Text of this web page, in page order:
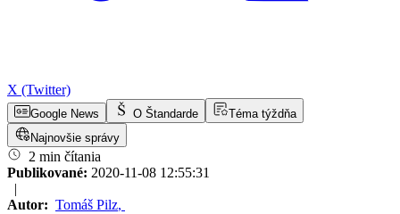
X (Twitter)
Google News O Štandarde
Téma týždňa
Najnovšie správy
2 min čítania
Publikované: 2020-11-08 12:55:31
|
Autor: Tomáš Pilz,